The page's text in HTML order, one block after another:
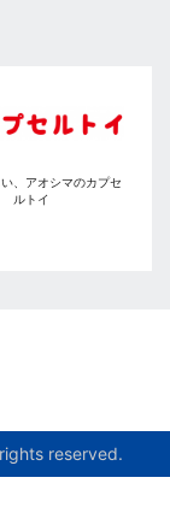
、アオシマのカプセ
ルトイ
reserved.